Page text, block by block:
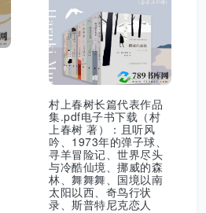
村上春树长篇代表作品
集.pdf电子书下载（村
上春树 著）：且听风
吟、1973年的弹子球、
寻羊冒险记、世界尽头
与冷酷仙境、挪威的森
林、舞舞舞、国境以南
太阳以西、奇鸟行状
录、斯普特尼克恋人